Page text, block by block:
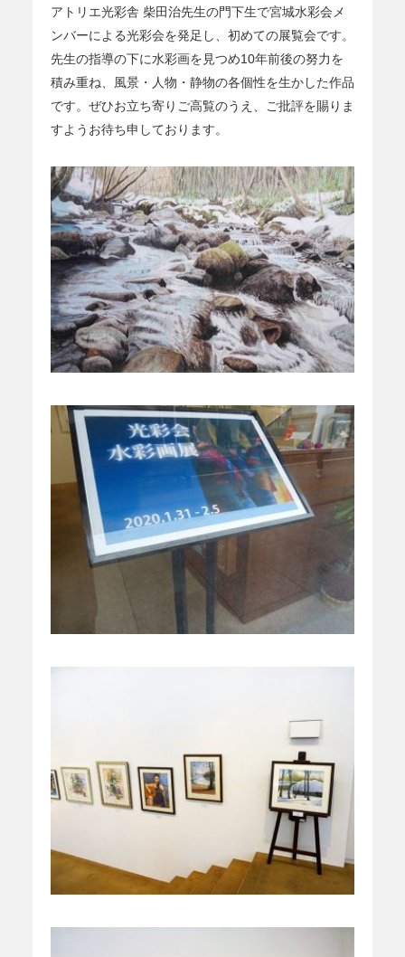
アトリエ光彩舎 柴田治先生の門下生で宮城水彩会メ
ンバーによる光彩会を発足し、初めての展覧会です。
先生の指導の下に水彩画を見つめ10年前後の努力を
積み重ね、風景・人物・静物の各個性を生かした作品
です。ぜひお立ち寄りご高覧のうえ、ご批評を賜りま
すようお待ち申しております。